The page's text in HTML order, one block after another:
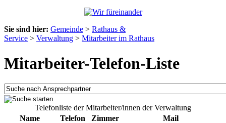
Sie sind hier: Gemeinde > Rathaus &
Service > Verwaltung > Mitarbeiter im Rathaus
Mitarbeiter-Telefon-Liste
Telefonliste der Mitarbeiter/innen der Verwaltung
Name
Telefon Zimmer
Mail